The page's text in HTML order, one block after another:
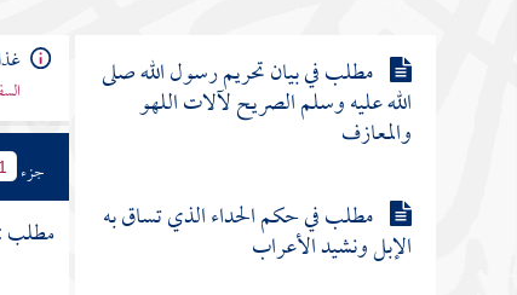
مطلب في بيان تحريم رسول الله صلى
الله عليه وسلم الصريح لآلات اللهو
والمعازف
مطلب في حكم الحداء الذي تساق به
الإبل ونشيد الأعراب
جزء 1
مطلب :